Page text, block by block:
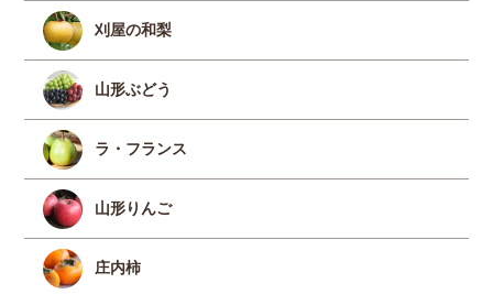
刈屋の和梨
山形ぶどう
ラ・フランス
山形りんご
庄内柿